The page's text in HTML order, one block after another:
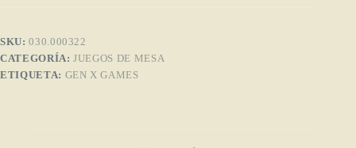
SKU:030.000322
CATEGORÍA:JUEGOS DE MESA
ETIQUETA: GEN X GAMES